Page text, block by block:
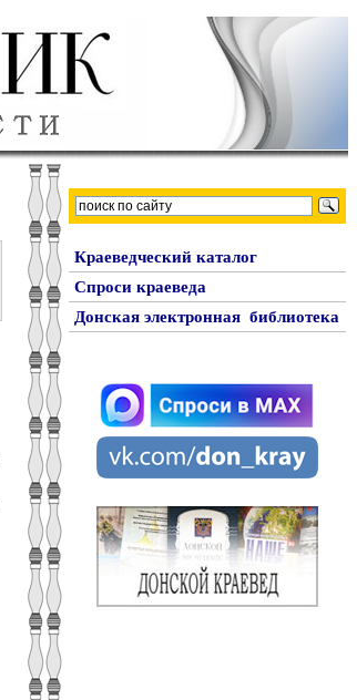
Краеведческий каталог
Спроси краеведа
Донская электронная библиотека